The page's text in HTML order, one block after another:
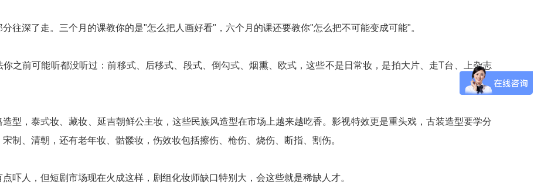
往深了走。三个月的课教你的是"怎么把人画好看"，六个月的课还要教你"怎么把不可能变成可能"。
你之前可能听都没听过：前移式、后移式、段式、倒勾式、烟熏、欧式，这些不是日常妆，是拍大片、走T台、上杂志
造型，泰式妆、藏妆、延吉朝鲜公主妆，这些民族风造型在市场上越来越吃香。影视特效更是重头戏，古装造型要学分
制、清朝，还有老年妆、骷髅妆，伤效妆包括擦伤、枪伤、烧伤、断指、割伤。
吓人，但短剧市场现在火成这样，剧组化妆师缺口特别大，会这些就是稀缺人才。